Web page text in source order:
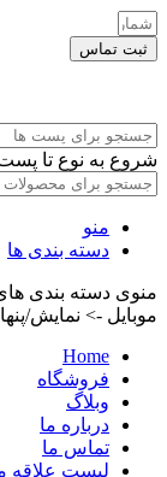
ثبت تماس
شروع به نوع تا پست
منو
دسته بندی ها
منوی دسته بندی
موبایل -> نمایش/
Home
فروشگاه
وبلاگ
درباره ما
تماس ما
لیست علاقه